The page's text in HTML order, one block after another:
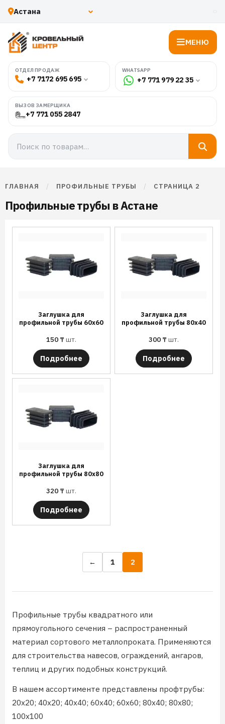
МЕНЮ
ОТДЕЛ ПРОДАЖ
+7 7172 695 695
WHATSAPP
+7 771 979 22 35
ВЫЗОВ ЗАМЕРЩИКА
+7 771 055 2847
ГЛАВНАЯ / ПРОФИЛЬНЫЕ ТРУБЫ / СТРАНИЦА 2
Профильные трубы в Астане
Заглушка для
профильной трубы 60х60
150 ₸шт.
Подробнее
Заглушка для
профильной трубы 80х40
300 ₸шт.
Подробнее
Заглушка для
профильной трубы 80х80
320 ₸шт.
Подробнее
← 1 2
Профильные трубы квадратного или
прямоугольного сечения – распространенный
материал сортового металлопроката. Применяются
для строительства навесов, ограждений, ангаров,
теплиц и других подобных конструкций.
В нашем ассортименте представлены профтрубы:
20х20; 40х20; 40х40; 60х40; 60х60; 80х40; 80х80;
100х100